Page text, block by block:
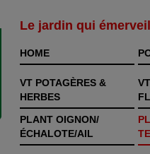
Le jardin qui
HOME
VT POTAGÈRES &
HERBES
PLANT OIGNON/
ÉCHALOTE/AIL